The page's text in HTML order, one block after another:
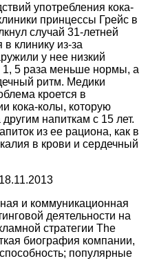
употребления кока-
принцессы Грейс в
случай 31-летней
клинику из-за
у нее низкий
1, 5 раза меньше нормы, а
ритм. Медики
кроется в
кока-колы, которую
напиткам с 15 лет.
из ее рациона, как в
в крови и сердечный
и коммуникационная
деятельности на
стратегии The
биография компании,
популярные